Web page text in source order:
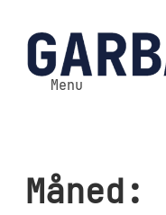
til
indhold
Menu
Måned: